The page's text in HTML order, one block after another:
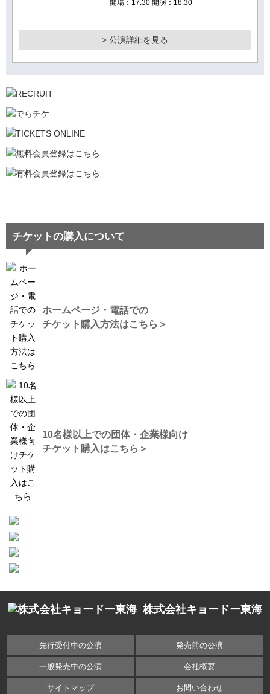
開場：17:30 開演：18:30
> 公演詳細を見る
チケットの購入について
ホームページ・電話での
チケット購入方法はこちら＞
10名様以上での団体・企業様向け
チケット購入はこちら＞
株式会社キョードー東海
先行受付中の公演 発売前の公演
一般発売中の公演 会社概要
サイトマップ お問い合わせ